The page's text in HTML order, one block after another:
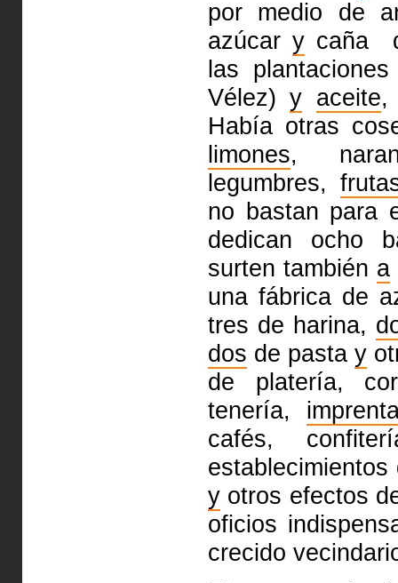
por medio de
azúcary caña
las
Vélez)y aceite,
Había otras
limones,
legumbres,
no bastan para
dedican ocho
surten también a
una fábrica de
tres de harina,
dos de pasta y
de platería,
tenería,
cafés,
y otros efectos
oficios
crecido